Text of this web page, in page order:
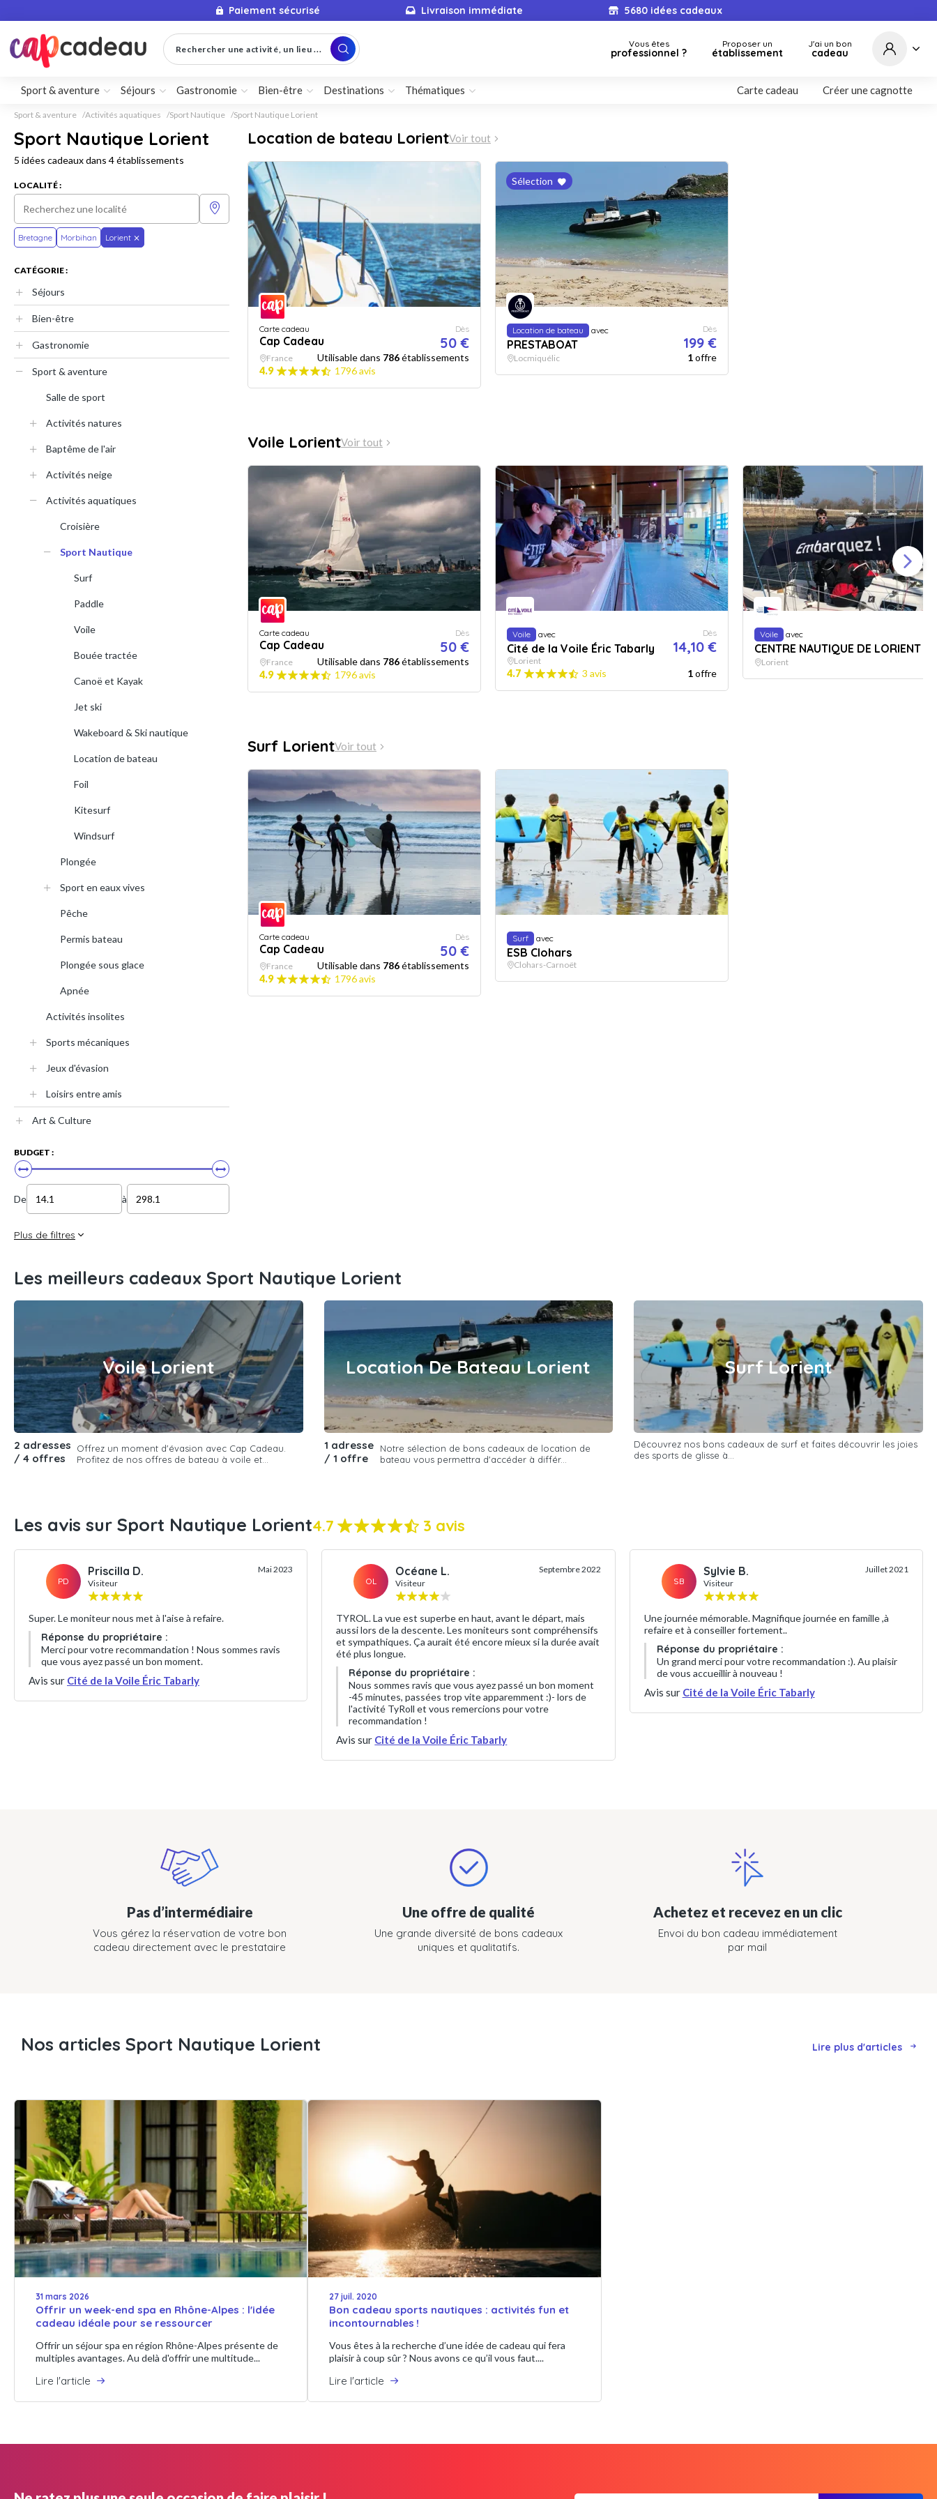
Paiement sécurisé Livraison immédiate 5680idées cadeaux
Rechercher une activité, un lieu ... Vous êtes
professionnel ?
Proposer un
établissement
J'ai un bon
cadeau
Sport & aventure Séjours Gastronomie Bien-être Destinations Thématiques Carte cadeau Créer une cagnotte
Sport & aventure Activités aquatiques Sport Nautique Sport Nautique Lorient
Sport Nautique Lorient
5 idées cadeaux dans 4 établissements
LOCALITÉ :
Bretagne Morbihan Lorient
CATÉGORIE :
Séjours
Bien-être
Gastronomie
Sport & aventure
Salle de sport
Activités natures
Baptême de l'air
Activités neige
Activités aquatiques
Croisière
Sport Nautique
Surf
Paddle
Voile
Bouée tractée
Canoë et Kayak
Jet ski
Wakeboard & Ski nautique
Location de bateau
Foil
Kitesurf
Windsurf
Plongée
Sport en eaux vives
Pêche
Permis bateau
Plongée sous glace
Apnée
Activités insolites
Sports mécaniques
Jeux d'évasion
Loisirs entre amis
Art & Culture
BUDGET :
De à
Plus de filtres
Location de bateau LorientVoir tout
Carte cadeau
Cap Cadeau
Dès
50 €
France Utilisable dans 786établissements
4.9
1796 avis
Sélection
Location de bateau avec
PRESTABOAT
Dès
199 €
Locmiquélic 1offre
Voile LorientVoir tout
Carte cadeau
Cap Cadeau
Dès
50 €
France Utilisable dans 786établissements
4.9
1796 avis
Voile avec
Cité de la Voile Éric Tabarly
Dès
14,10 €
Lorient
4.7 3 avis 1offre
Voile avec
CENTRE NAUTIQUE DE LORIENT
Lorient
Surf LorientVoir tout
Carte cadeau
Cap Cadeau
Dès
50 €
France Utilisable dans 786établissements
4.9
1796 avis
Surf avec
ESB Clohars
Clohars-Carnoët
Les meilleurs cadeaux Sport Nautique Lorient
Voile Lorient
2 adresses
/ 4 offres
Offrez un moment d'évasion avec Cap Cadeau.
Profitez de nos offres de bateau à voile et...
Location De Bateau Lorient
1 adresse
/ 1 offre
Notre sélection de bons cadeaux de location de
bateau vous permettra d'accéder à différ...
Surf Lorient
Découvrez nos bons cadeaux de surf et faites découvrir les joies
des sports de glisse à...
Les avis sur Sport Nautique Lorient4.7 3 avis
PD
Priscilla D.
Visiteur
Mai 2023
Super. Le moniteur nous met à l'aise à refaire.
Réponse du propriétaire :
Merci pour votre recommandation ! Nous sommes ravis
que vous ayez passé un bon moment.
Avis sur Cité de la Voile Éric Tabarly
OL
Océane L.
Visiteur
Septembre 2022
TYROL. La vue est superbe en haut, avant le départ, mais
aussi lors de la descente. Les moniteurs sont compréhensifs
et sympathiques. Ça aurait été encore mieux si la durée avait
été plus longue.
Réponse du propriétaire :
Nous sommes ravis que vous ayez passé un bon moment
-45 minutes, passées trop vite apparemment :)- lors de
l'activité TyRoll et vous remercions pour votre
recommandation !
Avis sur Cité de la Voile Éric Tabarly
SB
Sylvie B.
Visiteur
Juillet 2021
Une journée mémorable. Magnifique journée en famille ,à
refaire et à conseiller fortement..
Réponse du propriétaire :
Un grand merci pour votre recommandation :). Au plaisir
de vous accueillir à nouveau !
Avis sur Cité de la Voile Éric Tabarly
Pas d’intermédiaire
Vous gérez la réservation de votre bon
cadeau directement avec le prestataire
Une offre de qualité
Une grande diversité de bons cadeaux
uniques et qualitatifs.
Achetez et recevez en un clic
Envoi du bon cadeau immédiatement
par mail
Nos articles Sport Nautique Lorient Lire plus d'articles
31 mars 2026
Offrir un week-end spa en Rhône-Alpes : l'idée
cadeau idéale pour se ressourcer
Offrir un séjour spa en région Rhône-Alpes présente de
multiples avantages. Au delà d'offrir une multitude...
Lire l'article
27 juil. 2020
Bon cadeau sports nautiques : activités fun et
incontournables !
Vous êtes à la recherche d’une idée de cadeau qui fera
plaisir à coup sûr ? Nous avons ce qu’il vous faut....
Lire l'article